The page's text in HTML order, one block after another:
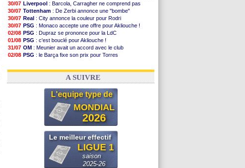
30/07 Liverpool : Barcola, Carragher ne comprend pas
30/07 Tottenham : De Zerbi annonce une "bombe"
30/07 Real : City annonce la couleur pour Rodri
30/07 PSG : Monaco accepte une offre pour Akliouche !
02/08 PSG : Dupraz se prononce pour la LdC
01/08 PSG : c'est bouclé pour Akliouche !
31/07 OM : Meunier avait un accord avec le club
02/08 PSG : le Barça fixe son prix pour Torres
01/08 Barça: Torres souhaite rejoindre le PSG !
A SUIVRE
L'equipe type de
MONDIAL
2026
Le meilleur effectif
LIGUE 1
saison
2025-26